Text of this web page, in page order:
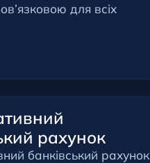
для всіх
рахунок
банківський рахунок